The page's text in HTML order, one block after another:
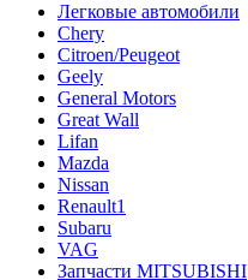
Легковые автомобили
Chery
Citroen/Peugeot
Geely
General Motors
Great Wall
Lifan
Mazda
Nissan
Renault1
Subaru
VAG
Запчасти MITSUBISHI